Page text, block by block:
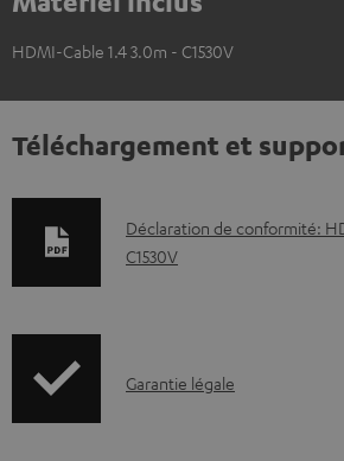
HDMI-Cable 1.4 3.0m - C1530V
Téléchargement et
D
o
m
Déclaration de conformité:
C1530V
IGarantie légale